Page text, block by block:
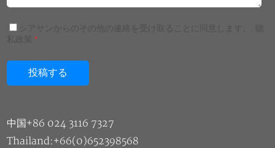
*
中国+86 024 3116 7327
Thailand:+66(0)652398568